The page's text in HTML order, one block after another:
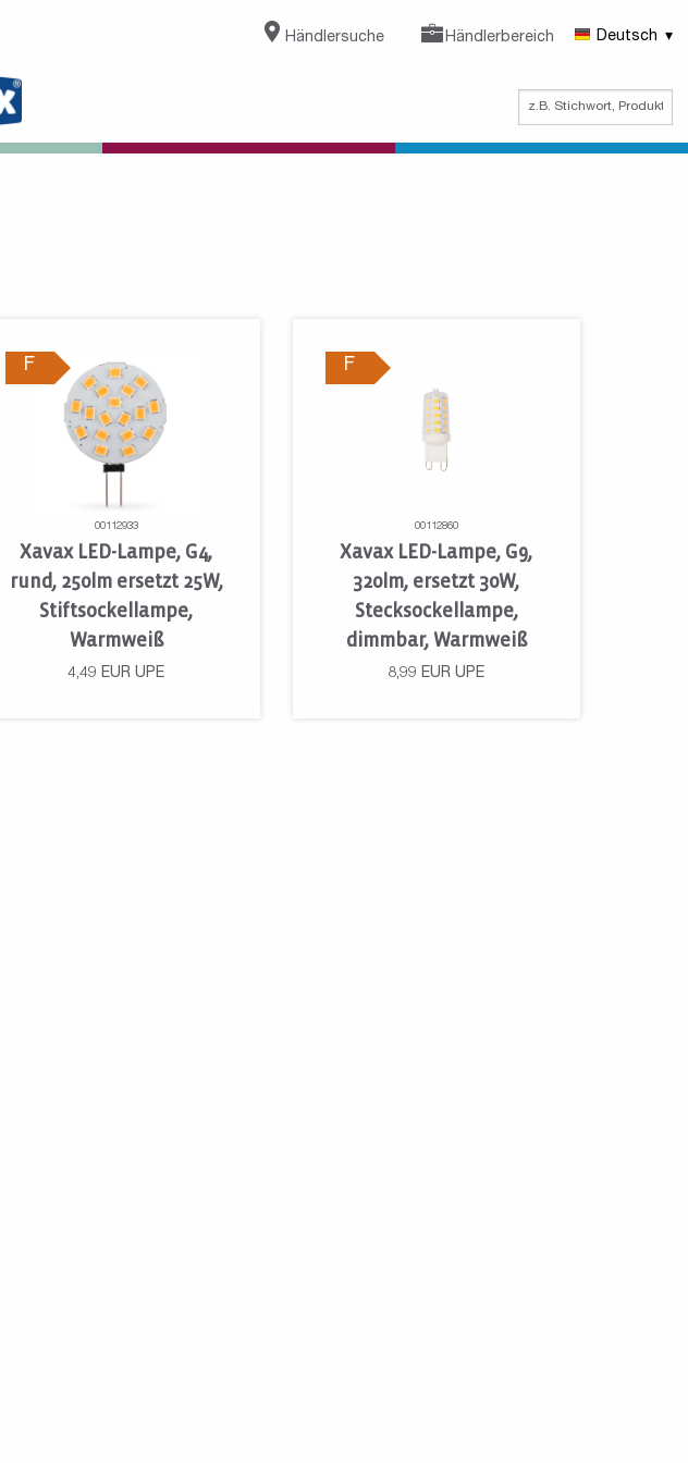
Händlersuche Händlerbereich Deutsch
F
00112933
Xavax LED-Lampe, G4,
rund, 250lm ersetzt 25W,
Stiftsockellampe,
Warmweiß
4,49 EUR UPE
F
00112860
Xavax LED-Lampe, G9,
320lm, ersetzt 30W,
Stecksockellampe,
dimmbar, Warmweiß
8,99 EUR UPE